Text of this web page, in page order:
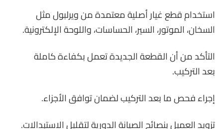
استخدام قطع غيار أصلية معتمدة من ويرلبول مثل
السخان، الموتور، السير، الحساسات، واللوحة الإلكترونية.
التأكد من أن القطعة الجديدة تعمل بكفاءة كاملة
بعد التركيب.
إجراء فحص ما بعد التركيب لضمان توافق الأجزاء.
تزويد العميل بنصائح الصيانة الدورية لتقليل الاستبدالات.